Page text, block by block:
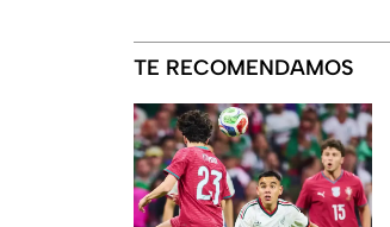
TE RECOMENDAMOS